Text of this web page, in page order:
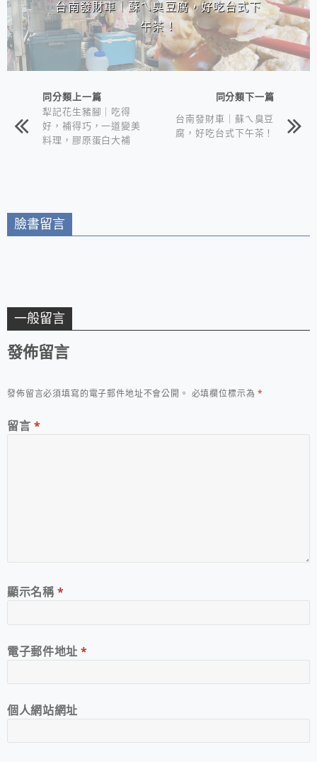
台南發財車｜蘇ㄟ臭豆腐，好吃台式下
午茶！
同分類上一篇
犁記花生豬腳｜吃得
好，補得巧，一道變美
料理，膠原蛋白大補
同分類下一篇
台南發財車｜蘇ㄟ臭豆
腐，好吃台式下午茶！
臉書留言
一般留言
發佈留言
發佈留言必須填寫的電子郵件地址不會公開。 必填欄位標示為*
留言 *
顯示名稱*
電子郵件地址*
個人網站網址